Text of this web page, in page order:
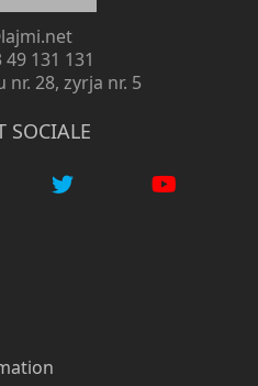
49 131 131
nr. 28, zyrja nr. 5
SOCIALE